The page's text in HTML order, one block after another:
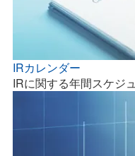
IRカレンダー
IRに関する年間スケジ